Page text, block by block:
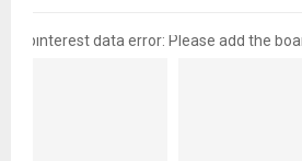
pinterest data error: Please add the